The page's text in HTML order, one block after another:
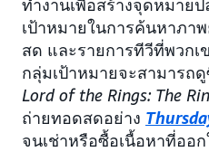
ทำงานเพื่อสร้างจุดหมาย
เป้าหมายในการค้นหาภา
สด และรายการทีวีที่พวก
กลุ่มเป้าหมายจะสามารถ
Lord of the Rings: The
ถ่ายทอดสดอย่าง
จนเช่าหรือซื้อเนื้อหาที่ออ